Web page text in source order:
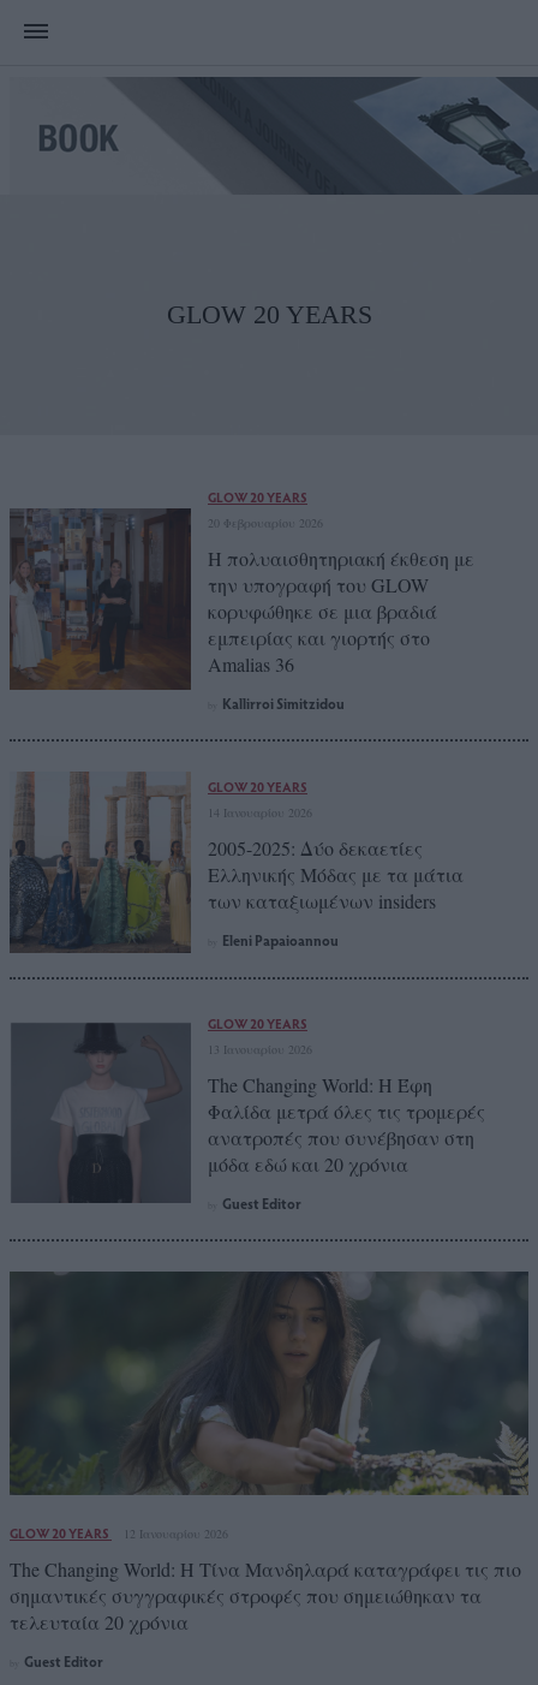
GLOW 20 YEARS
GLOW 20 YEARS
20 Φεβρουαρίου 2026
Η πολυαισθητηριακή έκθεση με
την υπογραφή του GLOW
κορυφώθηκε σε μια βραδιά
εμπειρίας και γιορτής στο
Amalias 36
Kallirroi Simitzidou
GLOW 20 YEARS
14 Ιανουαρίου 2026
2005-2025: Δύο δεκαετίες
Ελληνικής Μόδας με τα μάτια
των καταξιωμένων insiders
Eleni Papaioannou
GLOW 20 YEARS
13 Ιανουαρίου 2026
The Changing World: H Έφη
Φαλίδα μετρά όλες τις τρομερές
ανατροπές που συνέβησαν στη
μόδα εδώ και 20 χρόνια
Guest Editor
GLOW 20 YEARS 12 Ιανουαρίου 2026
The Changing World: H Τίνα Μανδηλαρά καταγράφει τις πιο
σημαντικές συγγραφικές στροφές που σημειώθηκαν τα
τελευταία 20 χρόνια
Guest Editor